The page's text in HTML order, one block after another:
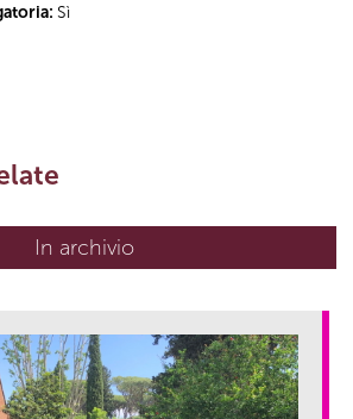
Sì
In archivio